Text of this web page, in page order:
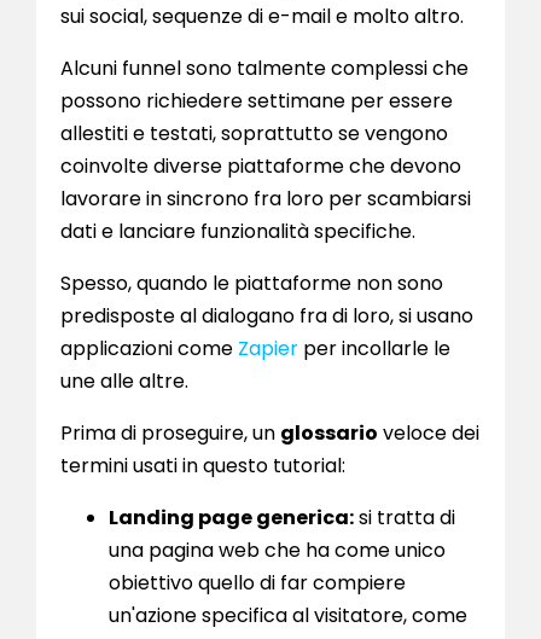
sui social, sequenze di e-mail e molto altro.
Alcuni funnel sono talmente complessi che
possono richiedere settimane per essere
allestiti e testati, soprattutto se vengono
coinvolte diverse piattaforme che devono
lavorare in sincrono fra loro per scambiarsi
dati e lanciare funzionalità specifiche.
Spesso, quando le piattaforme non sono
predisposte al dialogano fra di loro, si usano
applicazioni come Zapier per incollarle le
une alle altre.
Prima di proseguire, un glossario veloce dei
termini usati in questo tutorial:
Landing page generica:si tratta di
una pagina web che ha come unico
obiettivo quello di far compiere
un'azione specifica al visitatore, come